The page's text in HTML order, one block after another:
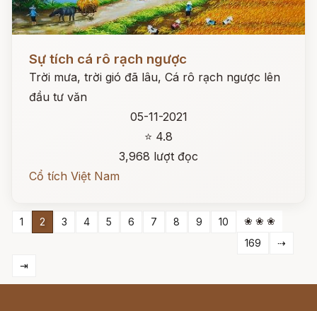
Sự tích cá rô rạch ngược
Trời mưa, trời gió đã lâu, Cá rô rạch ngược lên
đầu tư văn
05-11-2021
⭐ 4.8
3,968 lượt đọc
Cổ tích Việt Nam
1 2 3 4 5 6 7 8 9 10
❀ ❀ ❀
169
⇢
⇥